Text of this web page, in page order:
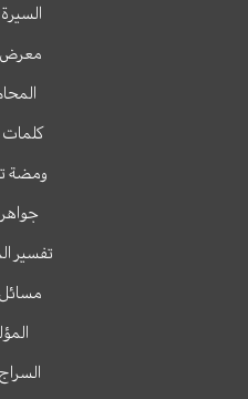
معرض
ومضة
جواهر
تفسير